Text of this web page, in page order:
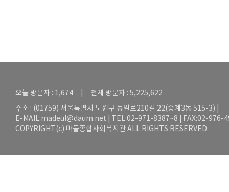
오늘 방문자 : 1,674 | 전체 방문자 : 5,225,622
주소 : (01759) 서울특별시 노원구 동일로210길 22(중계3동 515-3) |
E-MAIL:madeul@daum.net | TEL:02-971-8387~8 | FAX:02-976-
COPYRIGHT(c) 마들종합사회복지관 ALL RIGHTS RESERVED.